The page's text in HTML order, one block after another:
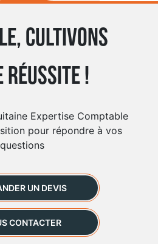
cultivons
!
Expertise Comptable
pour répondre à vos
questions
UN DEVIS
CONTACTER